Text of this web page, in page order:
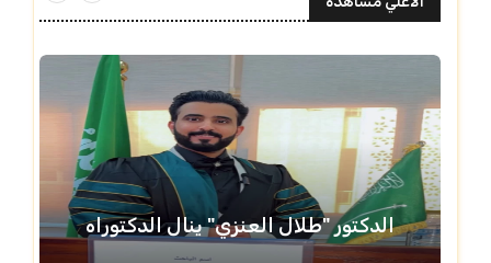
الدكتور "طلال العنزي" ينال الدكتوراه